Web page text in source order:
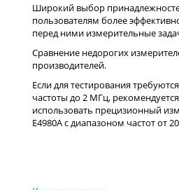
Широкий выбор
пользователям более
перед ними измерительные
Сравнение недорогих
производителей.
Если для тестирования
частоты до 2 МГц, рекомендуется
использовать прецизионный
E4980A с диапазоном частот от